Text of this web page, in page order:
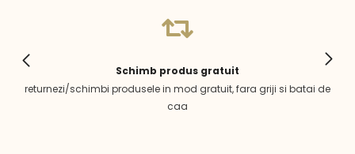
Schimb produs gratuit
returnezi/schimbi produsele in mod gratuit, fara griji si batai de
caa